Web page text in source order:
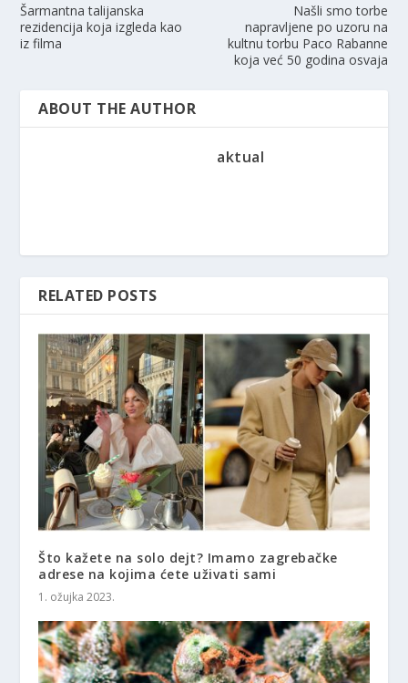
Šarmantna talijanska
rezidencija koja izgleda kao
iz filma
Našli smo torbe
napravljene po uzoru na
kultnu torbu Paco Rabanne
koja već 50 godina osvaja
ABOUT THE AUTHOR
aktual
RELATED POSTS
Što kažete na solo dejt? Imamo zagrebačke
adrese na kojima ćete uživati sami
1. ožujka 2023.